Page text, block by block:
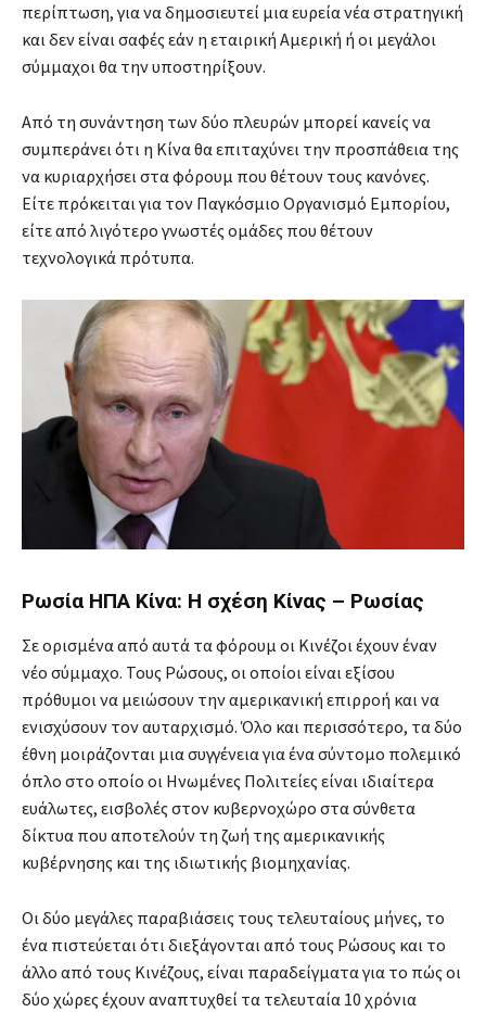
περίπτωση, για να δημοσιευτεί μια ευρεία νέα στρατηγική
και δεν είναι σαφές εάν η εταιρική Αμερική ή οι μεγάλοι
σύμμαχοι θα την υποστηρίξουν.
Από τη συνάντηση των δύο πλευρών μπορεί κανείς να
συμπεράνει ότι η Κίνα θα επιταχύνει την προσπάθεια της
να κυριαρχήσει στα φόρουμ που θέτουν τους κανόνες.
Είτε πρόκειται για τον Παγκόσμιο Οργανισμό Εμπορίου,
είτε από λιγότερο γνωστές ομάδες που θέτουν
τεχνολογικά πρότυπα.
Ρωσία ΗΠΑ Κίνα: Η σχέση Κίνας – Ρωσίας
Σε ορισμένα από αυτά τα φόρουμ οι Κινέζοι έχουν έναν
νέο σύμμαχο. Τους Ρώσους, οι οποίοι είναι εξίσου
πρόθυμοι να μειώσουν την αμερικανική επιρροή και να
ενισχύσουν τον αυταρχισμό. Όλο και περισσότερο, τα δύο
έθνη μοιράζονται μια συγγένεια για ένα σύντομο πολεμικό
όπλο στο οποίο οι Ηνωμένες Πολιτείες είναι ιδιαίτερα
ευάλωτες, εισβολές στον κυβερνοχώρο στα σύνθετα
δίκτυα που αποτελούν τη ζωή της αμερικανικής
κυβέρνησης και της ιδιωτικής βιομηχανίας.
Οι δύο μεγάλες παραβιάσεις τους τελευταίους μήνες, το
ένα πιστεύεται ότι διεξάγονται από τους Ρώσους και το
άλλο από τους Κινέζους, είναι παραδείγματα για το πώς οι
δύο χώρες έχουν αναπτυχθεί τα τελευταία 10 χρόνια